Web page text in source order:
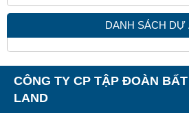
DANH SÁCH DỰ
CÔNG TY CP TẬP ĐOÀN
LAND